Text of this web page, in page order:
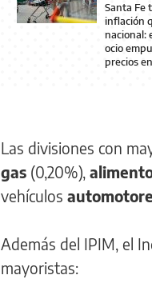
Santa Fe
inflación
nacional:
ocio
precios
Las divisiones con
gas (0,20%),
vehículos
Además del IPIM, el
mayoristas: